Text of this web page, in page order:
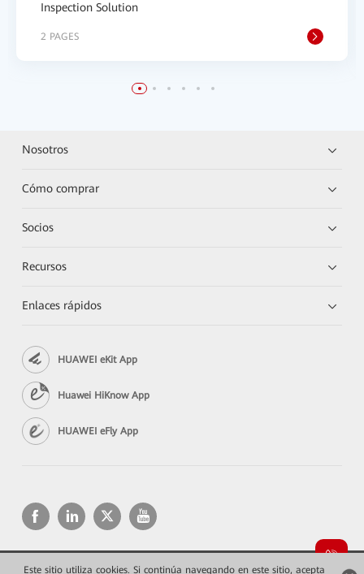
Este sitio utiliza cookies. Si continúa navegando en este sitio, acepta
Inspection Solution
2 PAGES
Nosotros
Cómo comprar
Socios
Recursos
Enlaces rápidos
HUAWEI eKit App
Huawei HiKnow App
HUAWEI eFly App
Copyright © 2026 Huawei Technologies Co., Ltd. Todos los derechos reservados.